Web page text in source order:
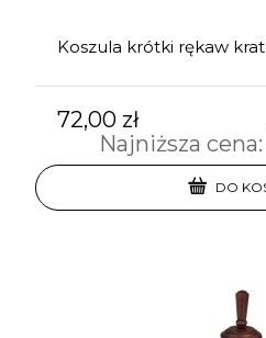
Koszula krótki rękaw
72,00 zł
Najniższa
DO